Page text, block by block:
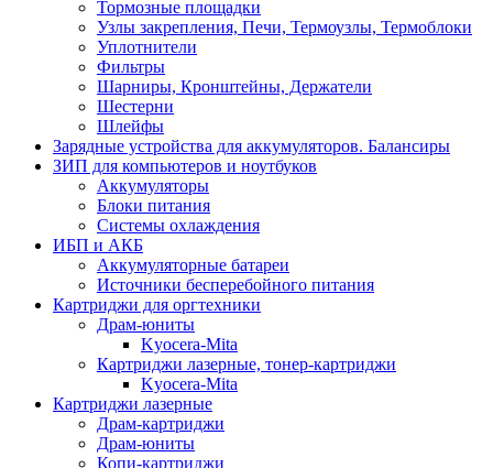
Тормозные площадки
Узлы закрепления, Печи, Термоузлы, Термоблоки
Уплотнители
Фильтры
Шарниры, Кронштейны, Держатели
Шестерни
Шлейфы
Зарядные устройства для аккумуляторов. Балансиры
ЗИП для компьютеров и ноутбуков
Аккумуляторы
Блоки питания
Системы охлаждения
ИБП и АКБ
Аккумуляторные батареи
Источники бесперебойного питания
Картриджи для оргтехники
Драм-юниты
Kyocera-Mita
Картриджи лазерные, тонер-картриджи
Kyocera-Mita
Картриджи лазерные
Драм-картриджи
Драм-юниты
Копи-картриджи